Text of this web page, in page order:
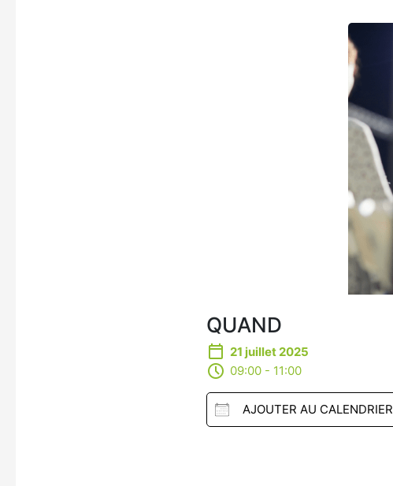
QUAND
21 juillet 2025
09:00 - 11:00
AJOUTER AU CALENDRIER